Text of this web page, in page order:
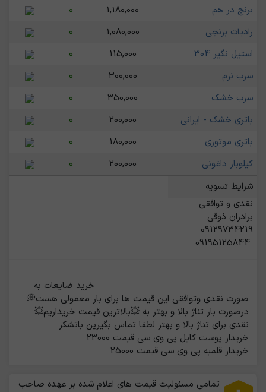
برنج در هم
1,180,000
0
رادیات برنجی
1,080,000
0
استیل نگیر 304
115,000
0
سرب نرم
300,000
0
سرب خشک
350,000
0
باتری خشک - ایرانی
200,000
0
باتری موتوری
180,000
0
کیلوبار داغونی
200,000
0
شرایط تسویه
09195125844
خریدار قلمبه پی وی سی قیمت 25000
تمامی مسئولیت قیمت های اعلام شده بر عهده صاحب